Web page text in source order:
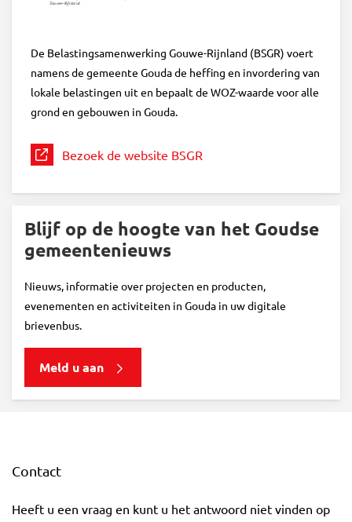
De Belastingsamenwerking Gouwe-Rijnland (BSGR) voert
namens de gemeente Gouda de heffing en invordering van
lokale belastingen uit en bepaalt de WOZ-waarde voor alle
grond en gebouwen in Gouda.
Bezoek de website BSGR
Blijf op de hoogte van het Goudse
gemeentenieuws
Nieuws, informatie over projecten en producten,
evenementen en activiteiten in Gouda in uw digitale
brievenbus.
Meld u aan
Contact
Heeft u een vraag en kunt u het antwoord niet vinden op